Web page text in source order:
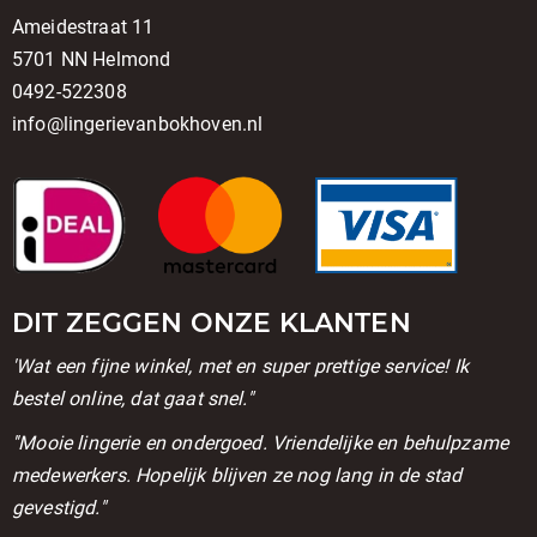
Ameidestraat 11
5701 NN Helmond
0492-522308
info@lingerievanbokhoven.nl
DIT ZEGGEN ONZE KLANTEN
'Wat een fijne winkel, met en super prettige service! Ik
bestel online, dat gaat snel."
''Mooie lingerie en ondergoed. Vriendelijke en behulpzame
medewerkers. Hopelijk blijven ze nog lang in de stad
gevestigd."